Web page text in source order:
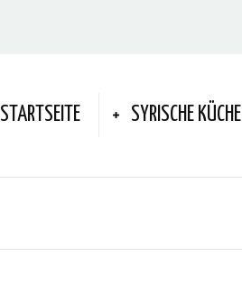
STARTSEITE SYRISCHE KÜCHE